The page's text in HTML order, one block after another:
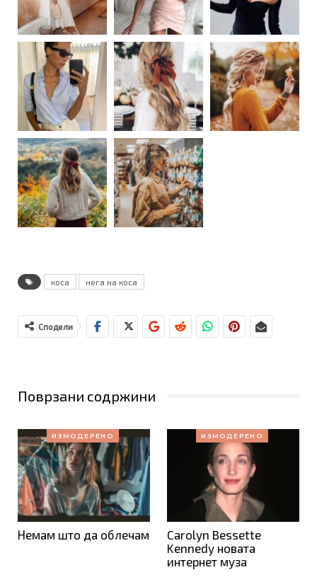
коса нега на коса
Сподели
Поврзани содржини
ИЗМОДЕРЕНО
Немам што да облечам
ИЗМОДЕРЕНО
Carolyn Bessette
Kennedy новата
интернет муза